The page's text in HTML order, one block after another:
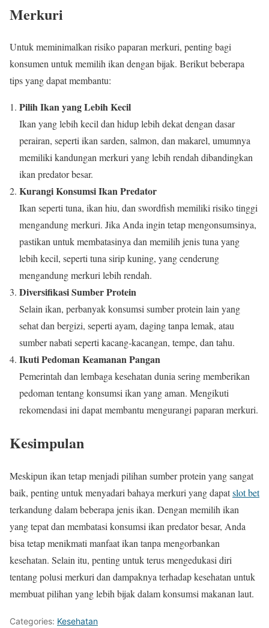
Merkuri
Untuk meminimalkan risiko paparan merkuri, penting bagi
konsumen untuk memilih ikan dengan bijak. Berikut beberapa
tips yang dapat membantu:
Pilih Ikan yang Lebih Kecil
Ikan yang lebih kecil dan hidup lebih dekat dengan dasar
perairan, seperti ikan sarden, salmon, dan makarel, umumnya
memiliki kandungan merkuri yang lebih rendah dibandingkan
ikan predator besar.
Kurangi Konsumsi Ikan Predator
Ikan seperti tuna, ikan hiu, dan swordfish memiliki risiko tinggi
mengandung merkuri. Jika Anda ingin tetap mengonsumsinya,
pastikan untuk membatasinya dan memilih jenis tuna yang
lebih kecil, seperti tuna sirip kuning, yang cenderung
mengandung merkuri lebih rendah.
Diversifikasi Sumber Protein
Selain ikan, perbanyak konsumsi sumber protein lain yang
sehat dan bergizi, seperti ayam, daging tanpa lemak, atau
sumber nabati seperti kacang-kacangan, tempe, dan tahu.
Ikuti Pedoman Keamanan Pangan
Pemerintah dan lembaga kesehatan dunia sering memberikan
pedoman tentang konsumsi ikan yang aman. Mengikuti
rekomendasi ini dapat membantu mengurangi paparan merkuri.
Kesimpulan
Meskipun ikan tetap menjadi pilihan sumber protein yang sangat
baik, penting untuk menyadari bahaya merkuri yang dapatslot bet
terkandung dalam beberapa jenis ikan. Dengan memilih ikan
yang tepat dan membatasi konsumsi ikan predator besar, Anda
bisa tetap menikmati manfaat ikan tanpa mengorbankan
kesehatan. Selain itu, penting untuk terus mengedukasi diri
tentang polusi merkuri dan dampaknya terhadap kesehatan untuk
membuat pilihan yang lebih bijak dalam konsumsi makanan laut.
Categories: Kesehatan